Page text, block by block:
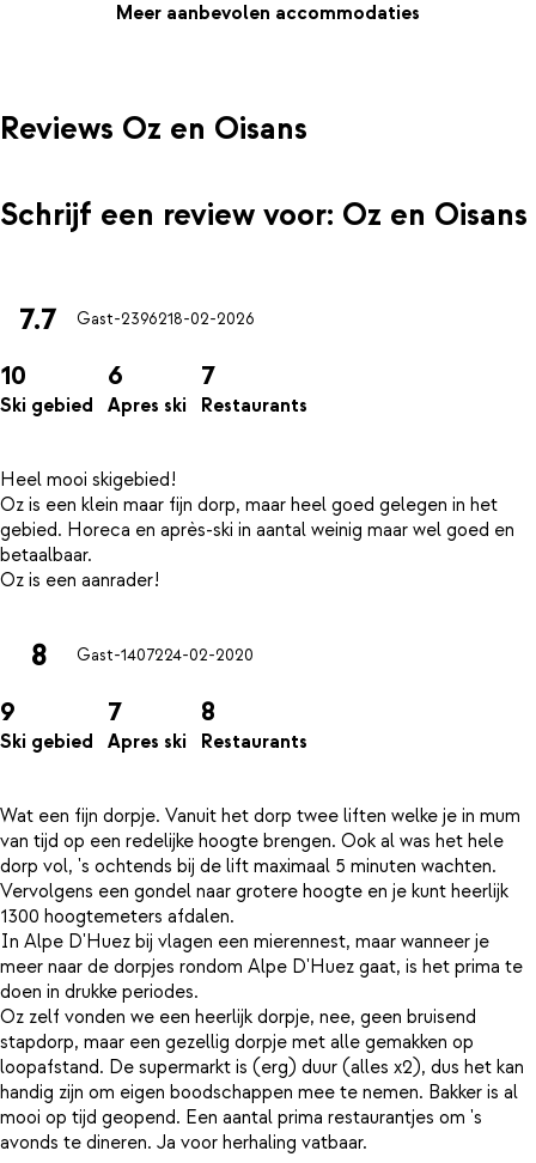
Meer aanbevolen accommodaties
Reviews Oz en Oisans
Schrijf een review voor: Oz en Oisans
7.7 Gast-2396218-02-2026
10
Ski gebied
6
Apres ski
7
Restaurants
Heel mooi skigebied!
Oz is een klein maar fijn dorp, maar heel goed gelegen in het
gebied. Horeca en après-ski in aantal weinig maar wel goed en
betaalbaar.
8 Gast-1407224-02-2020
9
Ski gebied
7
Apres ski
8
Restaurants
Wat een fijn dorpje. Vanuit het dorp twee liften welke je in mum
van tijd op een redelijke hoogte brengen. Ook al was het hele
dorp vol, 's ochtends bij de lift maximaal 5 minuten wachten.
Vervolgens een gondel naar grotere hoogte en je kunt heerlijk
1300 hoogtemeters afdalen.
In Alpe D'Huez bij vlagen een mierennest, maar wanneer je
meer naar de dorpjes rondom Alpe D'Huez gaat, is het prima te
doen in drukke periodes.
Oz zelf vonden we een heerlijk dorpje, nee, geen bruisend
stapdorp, maar een gezellig dorpje met alle gemakken op
loopafstand. De supermarkt is (erg) duur (alles x2), dus het kan
handig zijn om eigen boodschappen mee te nemen. Bakker is al
mooi op tijd geopend. Een aantal prima restaurantjes om 's